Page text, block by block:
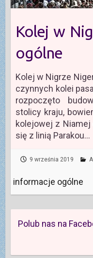
Kolej w
ogólne
Kolej w Nigrze
czynnych kolei
rozpoczęto
stolicy kraju,
kolejowej z Niamej
się z linią Parakou…
9 września 2019
informacje ogólne
Polub nas na